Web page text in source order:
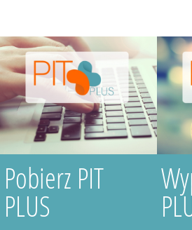
Pobierz PIT
PLUS